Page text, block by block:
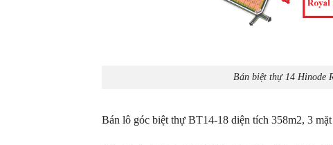
Bán biệt thự 14 Hinode
Bán lô góc biệt thự BT14-18 diện tích 358m2, 3